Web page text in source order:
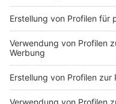
Thilo hält solche
realistisch.
"Wer weiß wie
noch auf der
sicherlich
eher für die